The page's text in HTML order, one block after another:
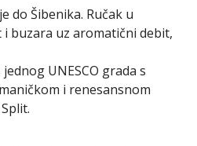
do Šibenika. Ručak u
buzara uz aromatični debit,
UNESCO grada s
i renesansnom